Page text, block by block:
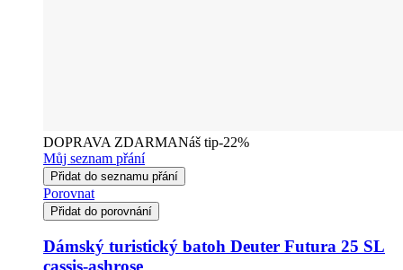
DOPRAVA ZDARMANáš tip-22%
Můj seznam přání
Přidat do seznamu přání
Porovnat
Přidat do porovnání
Dámský turistický batoh Deuter Futura 25 SL